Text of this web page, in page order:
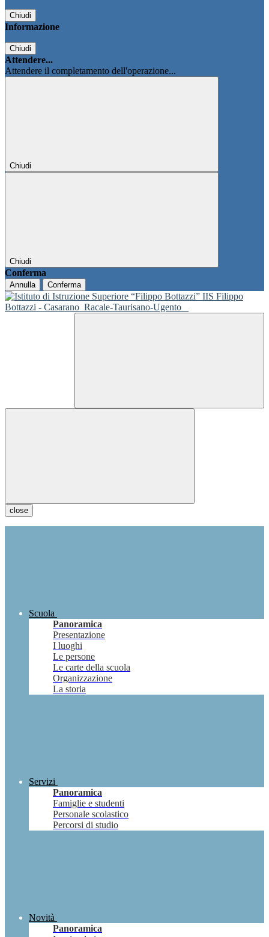
Chiudi
Informazione
Chiudi
Attendere...
Attendere il completamento dell'operazione...
Chiudi
Chiudi
Conferma
Annulla Conferma
IIS Filippo
Bottazzi - Casarano Racale-Taurisano-Ugento
close
Scuola
Panoramica
Presentazione
I luoghi
Le persone
Le carte della scuola
Organizzazione
La storia
Servizi
Panoramica
Famiglie e studenti
Personale scolastico
Percorsi di studio
Novità
Panoramica